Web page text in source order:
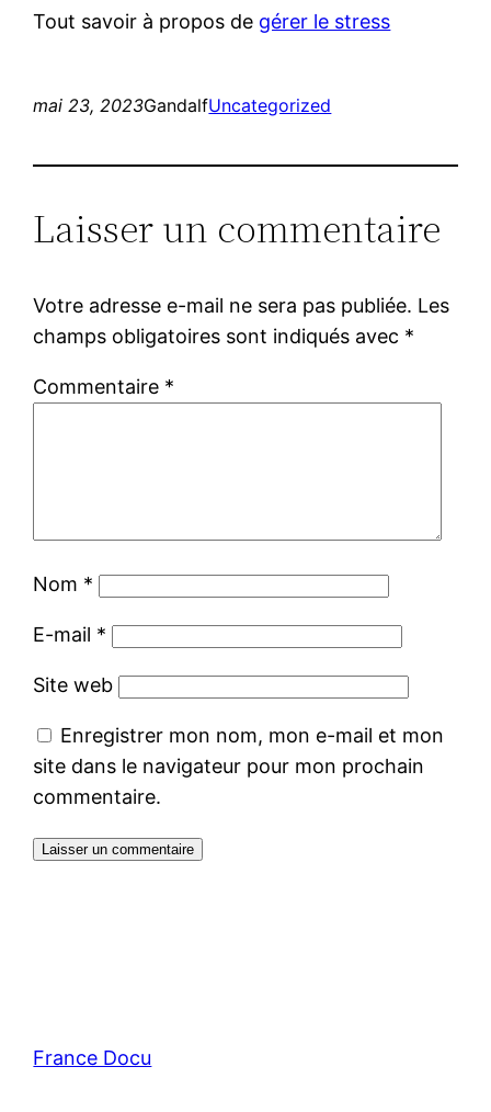
Tout savoir à propos de gérer le stress
mai 23, 2023GandalfUncategorized
Laisser un commentaire
Votre adresse e-mail ne sera pas publiée. Les
champs obligatoires sont indiqués avec *
Commentaire *
Nom *
E-mail *
Site web
Enregistrer mon nom, mon e-mail et mon
site dans le navigateur pour mon prochain
commentaire.
France Docu